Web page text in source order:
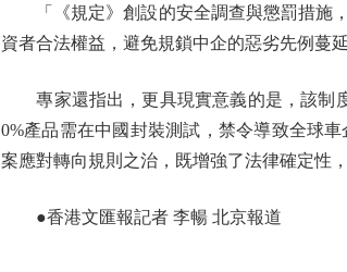
「《規定》創設的安全調查與懲罰措施，
資者合法權益，避免規鎖中企的惡劣先例蔓
專家還指出，更具現實意義的是，該制
0%產品需在中國封裝測試，禁令導致全球
案應對轉向規則之治，既增強了法律確定性
●香港文匯報記者 李暢 北京報道